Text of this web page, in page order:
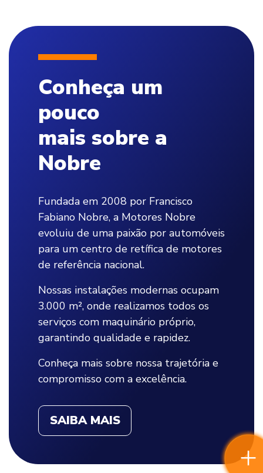
Conheça um
pouco
mais sobre a
Nobre
Fundada em 2008 por Francisco
Fabiano Nobre, a Motores Nobre
evoluiu de uma paixão por automóveis
para um centro de retífica de motores
de referência nacional.
Nossas instalações modernas ocupam
3.000 m², onde realizamos todos os
serviços com maquinário próprio,
garantindo qualidade e rapidez.
Conheça mais sobre nossa trajetória e
compromisso com a excelência.
SAIBA MAIS